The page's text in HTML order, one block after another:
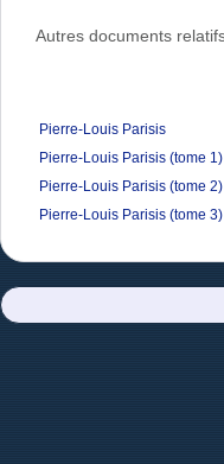
Autres documents
Pierre-Louis Parisis
Pierre-Louis Parisis (tome 1)
Pierre-Louis Parisis (tome 2)
Pierre-Louis Parisis (tome 3)